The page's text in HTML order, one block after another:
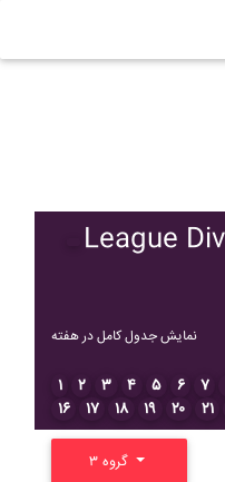
نمایش جدول کامل در هفته
۱ ۲ ۳ ۴ ۵ ۶ ۷
۱۶
۱۷ ۱۸ ۱۹ ۲۰ ۲۱